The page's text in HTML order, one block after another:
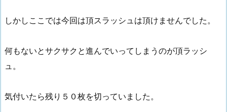
しかしここでは今回は頂スラッシュは頂けませんでした。
何もないとサクサクと進んでいってしまうのが頂ラッシ
ュ。
気付いたら残り５０枚を切っていました。